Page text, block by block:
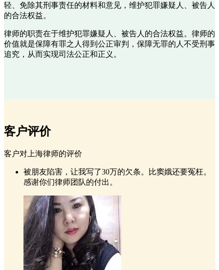
轻、免除其刑事责任的材料和意见，维护犯罪嫌疑人、被告人
的合法权益。
律师的职责在于维护犯罪嫌疑人、被告人的合法权益。律师的
价值就是保障有罪之人得到公正审判，保障无罪的人不受刑事
追究，从而实现司法公正和正义。
客户评价
客户对上海律师的评价
被朋友陷害，让我写了30万的欠条。比窦娥还要冤枉。
感谢你们律师团队的付出。